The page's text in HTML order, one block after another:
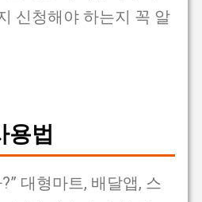
신청해야 하는지 꼭 알
용법
대형마트, 배달앱, 스